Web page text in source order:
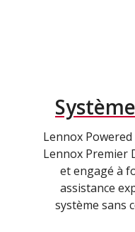
Lennox
Lennox Premier
et engagé à
assistance
système sans